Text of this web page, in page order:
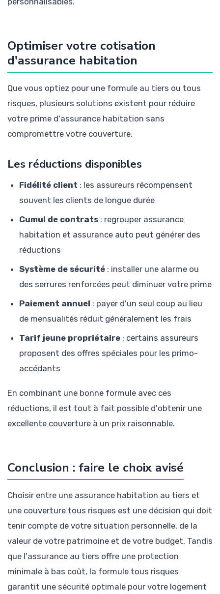
Optimiser votre cotisation
d'assurance habitation
Que vous optiez pour une formule au tiers ou tous
risques, plusieurs solutions existent pour réduire
votre prime d'assurance habitation sans
compromettre votre couverture.
Les réductions disponibles
Fidélité client : les assureurs récompensent
souvent les clients de longue durée
Cumul de contrats : regrouper assurance
habitation et assurance auto peut générer des
réductions
Système de sécurité : installer une alarme ou
des serrures renforcées peut diminuer votre prime
Paiement annuel : payer d'un seul coup au lieu
de mensualités réduit généralement les frais
Tarif jeune propriétaire : certains assureurs
proposent des offres spéciales pour les primo-
accédants
En combinant une bonne formule avec ces
réductions, il est tout à fait possible d'obtenir une
excellente couverture à un prix raisonnable.
Conclusion : faire le choix avisé
Choisir entre une assurance habitation au tiers et
une couverture tous risques est une décision qui doit
tenir compte de votre situation personnelle, de la
valeur de votre patrimoine et de votre budget. Tandis
que l'assurance au tiers offre une protection
minimale à bas coût, la formule tous risques
garantit une sécurité optimale pour votre logement